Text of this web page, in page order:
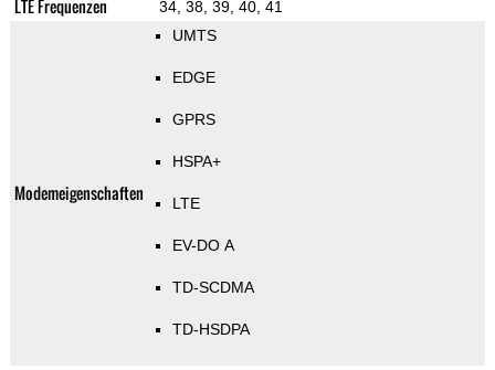
LTE Frequenzen 34, 38, 39, 40, 41
Modemeigenschaften
UMTS
EDGE
GPRS
HSPA+
LTE
EV-DO A
TD-SCDMA
TD-HSDPA